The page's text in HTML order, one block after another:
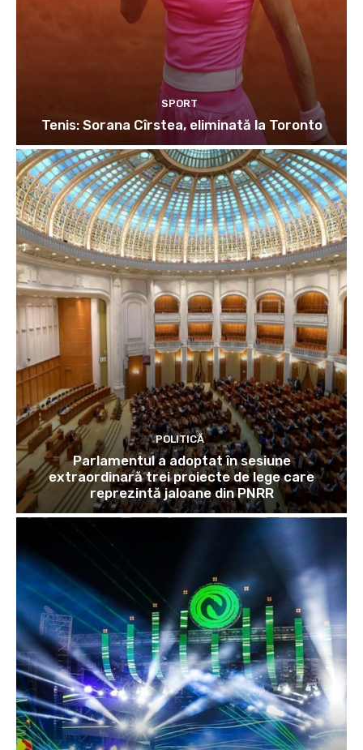
SPORT
Tenis: Sorana Cîrstea, eliminată la Toronto
POLITICĂ
Parlamentul a adoptat în sesiune
extraordinară trei proiecte de lege care
reprezintă jaloane din PNRR